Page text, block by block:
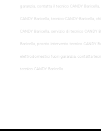
garanzia, contatta il tecnico CANDY
CANDY Baricella, tecnico-CANDY-Baricella,
CANDY Baricella, servizio di tecnico
Baricella, pronto intervento tecnico CANDY
elettrodomestici fuori garanzia, contatta
tecnico CANDY Baricella